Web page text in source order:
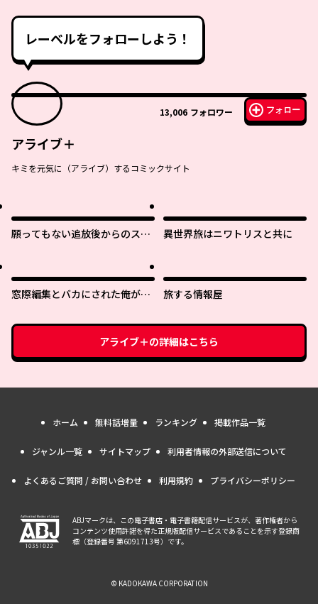
レーベルをフォローしよう！
13,006 フォロワー フォロー
アライブ＋
キミを元気に（アライブ）するコミックサイト
願ってもない追放後からのスロ
り行きで美少女ギャルの師匠に
なったらなぜかめちゃくちゃ懐
かれた〜
異世界旅はニワトリスと共に
窓際編集とバカにされた俺が、
た
旅する情報屋
アライブ＋の詳細はこちら
ホーム 無料話増量 ランキング 掲載作品一覧
ジャンル一覧 サイトマップ 利用者情報の外部送信について
よくあるご質問 / お問い合わせ 利用規約 プライバシーポリシー
ABJマークは、この電子書店・電子書籍配信サービスが、著作権者から
コンテンツ使用許諾を得た正規版配信サービスであることを示す登録商
標（登録番号 第6091713号）です。
© KADOKAWA CORPORATION